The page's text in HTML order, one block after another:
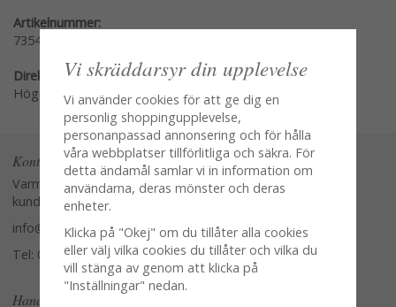
Artikelnummer:
73545
Direktlänk:
Högerklicka och kopiera adressen
Kontakta oss
Varmt välkommen att kontakta vår
kundtjänst.
info@glasverandan.se
Tel: 079-3495968
Handla
Vi skräddarsyr din upplevelse
Vi använder cookies för att ge dig en
personlig shoppingupplevelse,
personanpassad annonsering och för hålla
våra webbplatser tillförlitliga och säkra. För
detta ändamål samlar vi in information om
användarna, deras mönster och deras
enheter.
Klicka på "Okej" om du tillåter alla cookies
eller välj vilka cookies du tillåter och vilka du
vill stänga av genom att klicka på
"Inställningar" nedan.